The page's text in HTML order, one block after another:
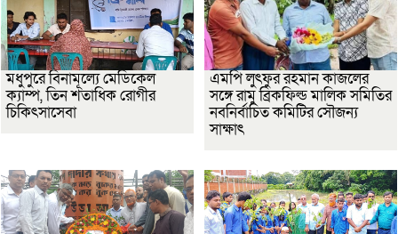
মধুপুরে বিনামূল্যে মেডিকেল
ক্যাম্প, তিন শতাধিক রোগীর
চিকিৎসাসেবা
এমপি লুৎফুর রহমান কাজলের
সঙ্গে রামু ব্রিকফিল্ড মালিক সমিতির
নবনির্বাচিত কমিটির সৌজন্য
সাক্ষাৎ